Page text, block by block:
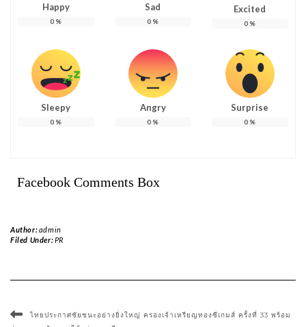
Happy
0 %
Sad
0 %
Excited
0 %
Sleepy
0 %
Angry
0 %
Surprise
0 %
Facebook Comments Box
Author:admin
Filed Under:PR
ไทยประกาศชัยชนะอย่างยิ่งใหญ่ ครองเจ้าเหรียญทองซีเกมส์ ครั้งที่ 33 พร้อม